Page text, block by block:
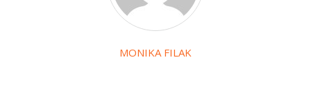
MONIKA FILAK